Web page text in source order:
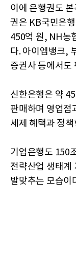
이에 은행권도
권은 KB국민은
450억 원, NH농
다. 아이엠뱅크,
증권사 등에서도
신한은행은 약
판매하며 영업점
세제 혜택과 정
기업은행도 150
전략산업 생태계
발맞추는 모습이